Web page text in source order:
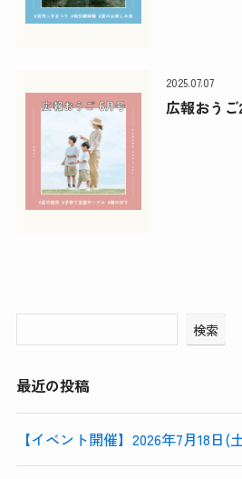
広報おう
2025.07.07
検索
最近の投稿
【イベント開催】2026年7月18日(